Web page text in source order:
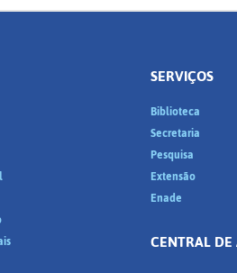
SERVIÇOS
Biblioteca
Secretaria
Pesquisa
Extensão
Enade
CENTRAL